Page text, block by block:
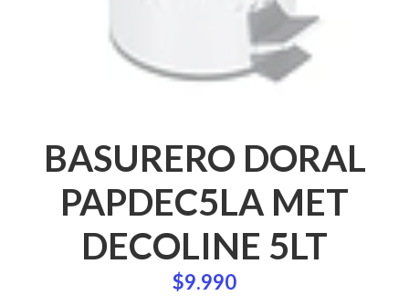
BASURERO DORAL
PAPDEC5LA MET
DECOLINE 5LT
$9.990